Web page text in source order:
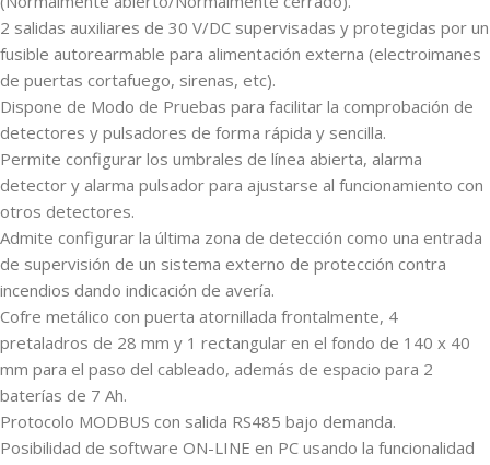
2 salidas auxiliares de 30 V/DC supervisadas y protegidas por un
fusible autorearmable para alimentación externa (electroimanes
de puertas cortafuego, sirenas, etc).
Dispone de Modo de Pruebas para facilitar la comprobación de
detectores y pulsadores de forma rápida y sencilla.
Permite configurar los umbrales de línea abierta, alarma
detector y alarma pulsador para ajustarse al funcionamiento con
otros detectores.
Admite configurar la última zona de detección como una entrada
de supervisión de un sistema externo de protección contra
incendios dando indicación de avería.
Cofre metálico con puerta atornillada frontalmente, 4
pretaladros de 28 mm y 1 rectangular en el fondo de 140 x 40
mm para el paso del cableado, además de espacio para 2
baterías de 7 Ah.
Protocolo MODBUS con salida RS485 bajo demanda.
Posibilidad de software ON-LINE en PC usando la funcionalidad